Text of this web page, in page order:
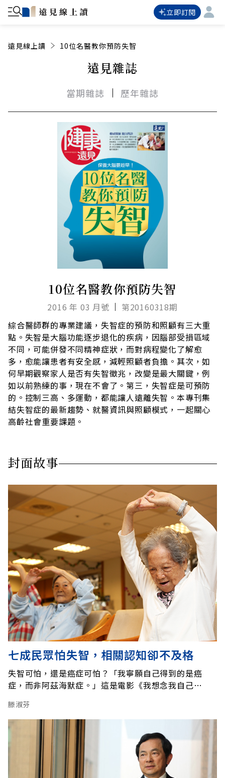
立即訂閱
遠見線上讀 10位名醫教你預防失智
遠見雜誌
當期雜誌 歷年雜誌
10位名醫教你預防失智
2016 年 03 月號
第20160318期
綜合醫師群的專業建議，失智症的預防和照顧有三大重
點。失智是大腦功能逐步退化的疾病，因腦部受損區域
不同，可能併發不同精神症狀，而對病程變化了解愈
多，愈能讓患者有安全感，減輕照顧者負擔。其次，如
何早期觀察家人是否有失智徵兆，改變是最大關鍵，例
如以前熟練的事，現在不會了。第三，失智症是可預防
的。控制三高、多運動，都能讓人遠離失智。本專刊集
結失智症的最新趨勢、就醫資訊與照顧模式，一起關心
高齡社會重要課題。
封面故事
七成民眾怕失智，相關認知卻不及格
失智可怕，還是癌症可怕？「我寧願自己得到的是癌
症，而非阿茲海默症。」這是電影《我想念我自己
民眾心中，也是如此認為嗎？為了解民眾對失智症的認
識程度，《健康遠見》在今年2月中旬啟動「失智症認知
大調查」，以電話訪問40歲以上民眾，完成802份有效
滕淑芬